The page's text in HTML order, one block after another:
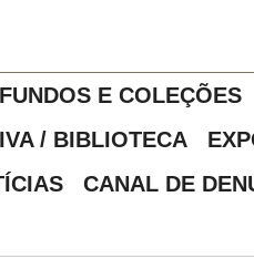
FUNDOS E COLEÇÕES
/ BIBLIOTECA
CANAL DE